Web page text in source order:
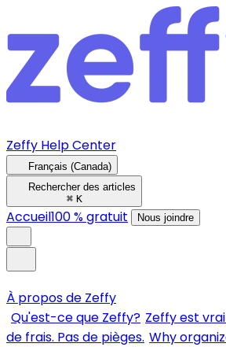
Zeffy Help Center
Français (Canada)
Rechercher des articles
⌘ K
Accueil100 % gratuit Nous joindre
À propos de Zeffy
Qu'est-ce que Zeffy? Zeffy est
de frais. Pas de pièges. Why